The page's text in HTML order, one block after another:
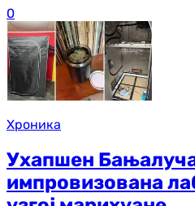
0
Хроника
Ухапшен
импровизована